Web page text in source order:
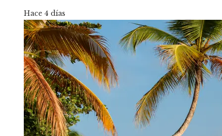
Hace 4 días